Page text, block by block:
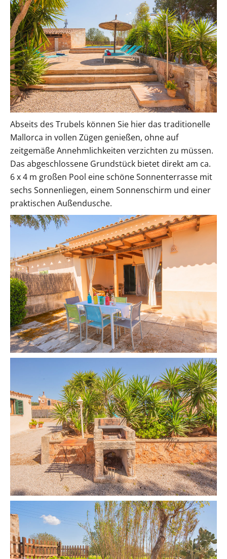
Abseits des Trubels können Sie hier das traditionelle
Mallorca in vollen Zügen genießen, ohne auf
zeitgemäße Annehmlichkeiten verzichten zu müssen.
Das abgeschlossene Grundstück bietet direkt am ca.
6 x 4 m großen Pool eine schöne Sonnenterrasse mit
sechs Sonnenliegen, einem Sonnenschirm und einer
praktischen Außendusche.